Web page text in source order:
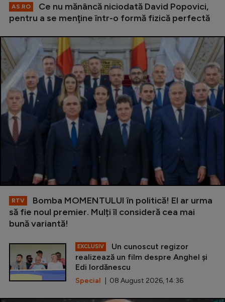
AS.RO
Ce nu mănâncă niciodată David Popovici,
pentru a se menţine într-o formă fizică perfectă
RTV
Bomba MOMENTULUI în politică! El ar urma
să fie noul premier. Mulți îl consideră cea mai
bună variantă!
EXCLUSIV
Un cunoscut regizor
realizează un film despre Anghel și
Edi Iordănescu
Special | 08 August 2026, 14:36